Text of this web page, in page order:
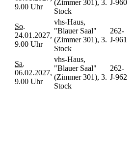
9.00 Uhr
(Zimmer 301), 3.
Stock
J-960
So.
24.01.2027,
9.00 Uhr
vhs-Haus,
"Blauer Saal"
(Zimmer 301), 3.
Stock
262-
J-961
Sa.
06.02.2027,
9.00 Uhr
vhs-Haus,
"Blauer Saal"
(Zimmer 301), 3.
Stock
262-
J-962